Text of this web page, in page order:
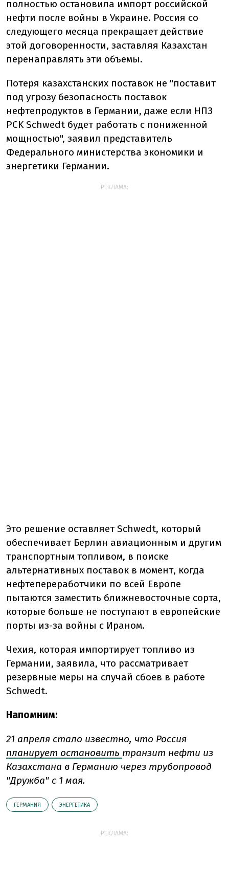
полностью остановила импорт российской
нефти после войны в Украине. Россия со
следующего месяца прекращает действие
этой договоренности, заставляя Казахстан
перенаправлять эти объемы.
Потеря казахстанских поставок не "поставит
под угрозу безопасность поставок
нефтепродуктов в Германии, даже если НПЗ
PCK Schwedt будет работать с пониженной
мощностью", заявил представитель
Федерального министерства экономики и
энергетики Германии.
РЕКЛАМА:
Это решение оставляет Schwedt, который
обеспечивает Берлин авиационным и другим
транспортным топливом, в поиске
альтернативных поставок в момент, когда
нефтепереработчики по всей Европе
пытаются заместить ближневосточные сорта,
которые больше не поступают в европейские
порты из-за войны с Ираном.
Чехия, которая импортирует топливо из
Германии, заявила, что рассматривает
резервные меры на случай сбоев в работе
Schwedt.
Напомним:
21 апреля стало известно, что Россия
планирует остановить транзит нефти из
Казахстана в Германию через трубопровод
"Дружба" с 1 мая.
ГЕРМАНИЯ ЭНЕРГЕТИКА
РЕКЛАМА: